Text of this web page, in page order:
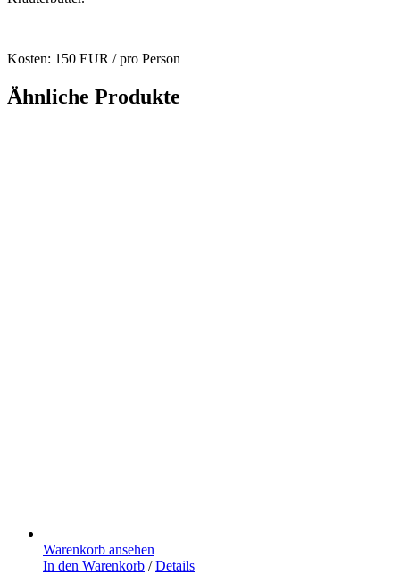
Kosten: 150 EUR / pro Person
Ähnliche Produkte
Warenkorb ansehen
In den Warenkorb / Details